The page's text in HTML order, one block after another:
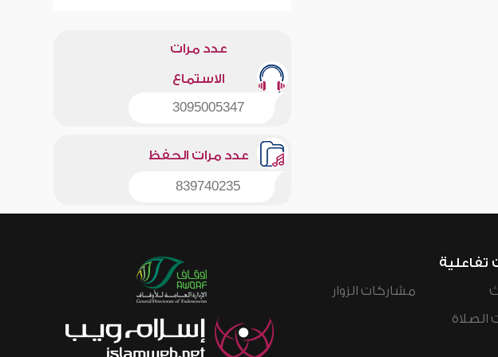
عدد مرات
الاستماع
3095005347
عدد مرات الحفظ
839740235
تفاعلية
الصلاة
مشاركات الزوار